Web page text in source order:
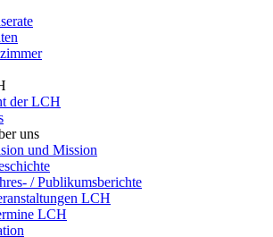
der LCH
uns
und Mission
/ Publikumsberichte
LCH
LCH